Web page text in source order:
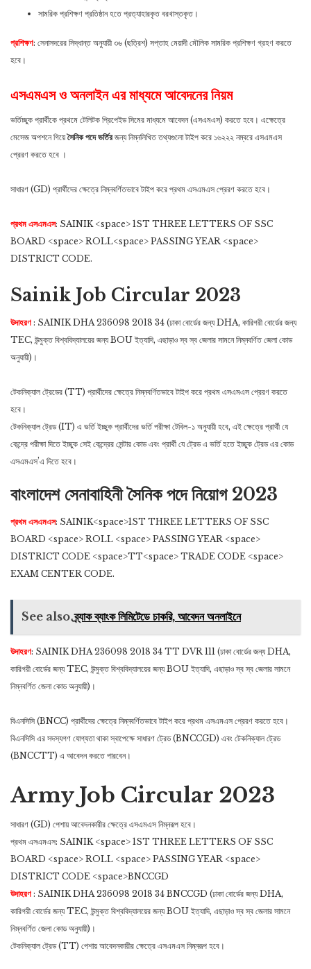
সামরিক প্রশিক্ষণ প্রতিষ্ঠান হতে প্রত্যাহারকৃত বরখাস্তকৃত।
প্রশিক্ষণ: সেনাসদরের সিদ্ধান্ত অনুযায়ী ৩৬ (ছত্রিশ) সপ্তাহ মেয়াদী মৌলিক সামরিক প্রশিক্ষণ গ্রহণ করতে
হবে।
এসএমএস ও অনলাইন এর মাধ্যমে আবেদনের নিয়ম
ভর্তিচ্ছুক প্রার্থীকে প্রথমে টেলিটক প্রিপেইড সিমের মাধ্যমে আবেদন (এসএমএস) করতে হবে। এক্ষেত্রে
মেসেজ অপশনে গিয়েসৈনিক পদে ভর্তিরজন্য নিম্নলিখিত তথ্যগুলো টাইপ করে ১৬২২২ নম্বরে এসএমএস
প্রেরণ করতে হবে ।
সাধারণ (GD) প্রার্থীদের ক্ষেত্রে নিম্নবর্ণিতভাবে টাইপ করে প্রথম এসএমএস প্রেরণ করতে হবে।
প্রথম এসএমএস: SAINIK <space> 1ST THREE LETTERS OF SSC
BOARD <space> ROLL<space> PASSING YEAR <space>
DISTRICT CODE.
Sainik Job Circular 2023
উদাহরণ : SAINIK DHA 236098 2018 34 (ঢাকা বোর্ডের জন্য DHA, কারিগরী বোর্ডের জন্য
TEC, উন্মুক্ত বিশ্ববিদ্যালয়ের জন্য BOU ইত্যাদি, এছাড়াও স্ব স্ব জেলার সামনে নিম্নবর্ণিত জেলা কোড
অনুযায়ী)।
টেকনিক্যাল ট্রেডের (TT) প্রার্থীদের ক্ষেত্রে নিম্নবর্ণিতভাবে টাইপ করে প্রথম এসএমএস প্রেরণ করতে
হবে।
টেকনিক্যাল ট্রেড (IT) এ ভর্তি ইচ্ছুক প্রার্থীদের ভর্তি পরীক্ষা টেবিল-১ অনুযায়ী হবে, এই ক্ষেত্রে প্রার্থী যে
কেন্দ্রে পরীক্ষা দিতে ইচ্ছুক সেই কেন্দ্রের সেন্টার কোড এবং প্রার্থী যে ট্রেড এ ভর্তি হতে ইচ্ছুক ট্রেড এর কোড
এসএমএস’এ দিতে হবে।
বাংলাদেশ সেনাবাহিনী সৈনিক পদে নিয়োগ 2023
প্রথম এসএমএস: SAINIK<space>1ST THREE LETTERS OF SSC
BOARD <space> ROLL <space> PASSING YEAR <space>
DISTRICT CODE <space>TT<space> TRADE CODE <space>
EXAM CENTER CODE.
See also ব্র্যাক ব্যাংক লিমিটেডে চাকরি, আবেদন অনলাইনে
উদাহরণ: SAINIK DHA 236098 2018 34 TT DVR 111 (ঢাকা বোর্ডের জন্য DHA,
কারিগরী বোর্ডের জন্য TEC, উন্মুক্ত বিশ্ববিদ্যালয়ের জন্য BOU ইত্যাদি, এছাড়াও স্ব স্ব জেলার সামনে
নিম্নবর্ণিত জেলা কোড অনুযায়ী)।
বিএনসিসি (BNCC) প্রার্থীদের ক্ষেত্রে নিম্নবর্ণিতভাবে টাইপ করে প্রথম এসএমএস প্রেরণ করতে হবে।
বিএনসিসি এর সদস্যগণ যোগ্যতা থাকা স্বাপেক্ষে সাধারণ ট্রেড (BNCCGD) এবং টেকনিক্যাল ট্রেড
(BNCCTT) এ আবেদন করতে পারবেন।
Army Job Circular 2023
সাধারণ (GD) পেশায় আবেদনকারীর ক্ষেত্রে এসএমএস নিম্নরূপ হবে।
প্রথম এসএমএস: SAINIK <space> 1ST THREE LETTERS OF SSC
BOARD <space> ROLL <space> PASSING YEAR <space>
DISTRICT CODE <space>BNCCGD
উদাহরণ : SAINIK DHA 236098 2018 34 BNCCGD (ঢাকা বোর্ডের জন্য DHA,
কারিগরী বোর্ডের জন্য TEC, উন্মুক্ত বিশ্ববিদ্যালয়ের জন্য BOU ইত্যাদি, এছাড়াও স্ব স্ব জেলার সামনে
নিম্নবর্ণিত জেলা কোড অনুযায়ী)।
টেকনিক্যাল ট্রেড (TT) পেশায় আবেদনকারীর ক্ষেত্রে এসএমএস নিম্নরূপ হবে।